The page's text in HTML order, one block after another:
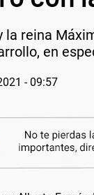
la reina
en
- 09:57